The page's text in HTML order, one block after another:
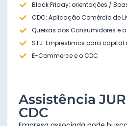
Black Friday: orientações /
CDC: Aplicação Comércio de
Queixas dos Consumidores e o
STJ: Empréstimos para capital
E-Commerce e o CDC
Assistência
CDC